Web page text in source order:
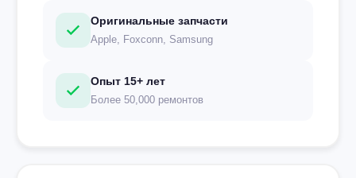
Оригинальные запчасти
Apple, Foxconn, Samsung
Опыт 15+ лет
Более 50,000 ремонтов